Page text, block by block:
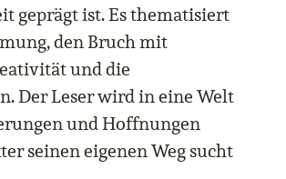
geprägt ist. Es thematisiert
den Bruch mit
und die
Der Leser wird in eine Welt
und Hoffnungen
seinen eigenen Weg sucht